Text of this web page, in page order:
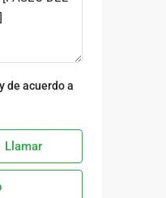
de acuerdo a
Llamar